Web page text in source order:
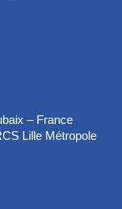
– France
Lille Métropole